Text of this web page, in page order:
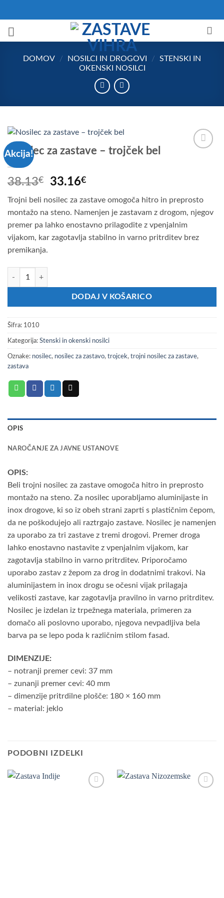
na
vsebino
DOMOV / NOSILCI IN DROGOVI /
STENSKI IN
OKENSKI NOSILCI
Akcija!
Nosilec za zastave – trojček bel
38.13€
Izvirna
je
bila:
38.13€.
33.16€Trenutna
je:
33.16€.
Trojni beli nosilec za zastave omogoča hitro in preprosto
montažo na steno. Namenjen je zastavam z drogom, njegov
premer pa lahko enostavno prilagodite z vpenjalnim
vijakom, kar zagotavlja stabilno in varno pritrditev brez
premikanja.
Nosilec za zastave – trojček bel količina
DODAJ V KOŠARICO
Šifra: 1010
Kategorija: Stenski in okenski nosilci
Oznake: nosilec, nosilec za zastavo, trojcek, trojni nosilec za zastave,
zastava
OPIS
NAROČANJE ZA JAVNE USTANOVE
OPIS:
Beli trojni nosilec za zastave omogoča hitro in preprosto
montažo na steno. Za nosilec uporabljamo aluminijaste in
inox drogove, ki so iz obeh strani zaprti s plastičnim čepom,
da ne poškodujejo ali raztrgajo zastave. Nosilec je namenjen
za uporabo za tri zastave z tremi drogovi. Premer droga
lahko enostavno nastavite z vpenjalnim vijakom, kar
zagotavlja stabilno in varno pritrditev. Priporočamo
uporabo zastav z žepom za drog in dodatnimi trakovi. Na
aluminijastem in inox drogu se očesni vijak prilagaja
velikosti zastave, kar zagotavlja pravilno in varno pritrditev.
Nosilec je izdelan iz trpežnega materiala, primeren za
domačo ali poslovno uporabo, njegova nevpadljiva bela
barva pa se lepo poda k različnim stilom fasad.
DIMENZIJE:
– notranji premer cevi: 37 mm
– zunanji premer cevi: 40 mm
– dimenzije pritrdilne plošče: 180 × 160 mm
– material: jeklo
PODOBNI IZDELKI